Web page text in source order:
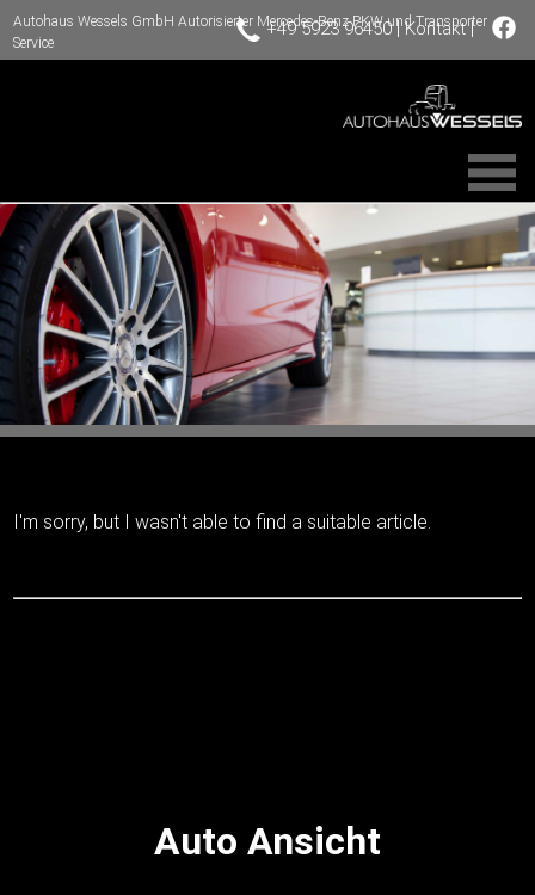
Autohaus Wessels GmbH Autorisierter Mercedes-Benz PKW und Transporter
Service
+49 5923 96450|Kontakt|
I'm sorry, but I wasn't able to find a suitable article.
Auto Ansicht